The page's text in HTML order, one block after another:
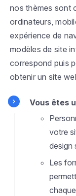
nos thèmes sont
ordinateurs,
expérience de
modèles de site
correspond puis
obtenir un site
Vous êtes
votre
design
Les